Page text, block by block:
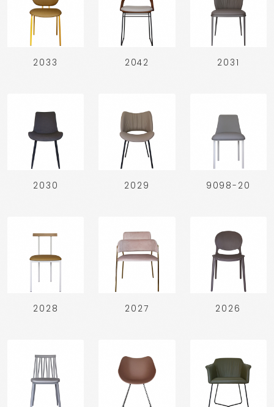
2033 2042 2031
2030 2029 9098-20
2028 2027 2026